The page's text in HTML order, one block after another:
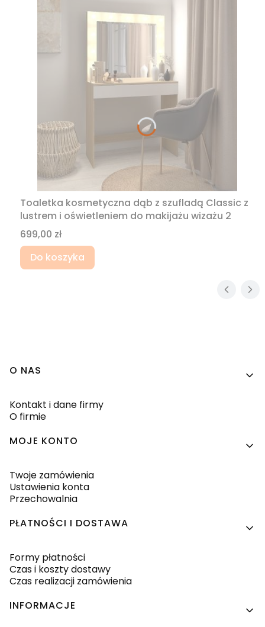
Toaletka kosmetyczna dąb z szufladą Classic z
lustrem i oświetleniem do makijażu wizażu 2
Cena
699,00 zł
Do koszyka
Linki w stopce
O NAS
Kontakt i dane firmy
O firmie
MOJE KONTO
Twoje zamówienia
Ustawienia konta
Przechowalnia
PŁATNOŚCI I DOSTAWA
Formy płatności
Czas i koszty dostawy
Czas realizacji zamówienia
INFORMACJE